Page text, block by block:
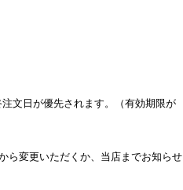
文日が優先されます。（有効期限が
ら変更いただくか、当店までお知らせ